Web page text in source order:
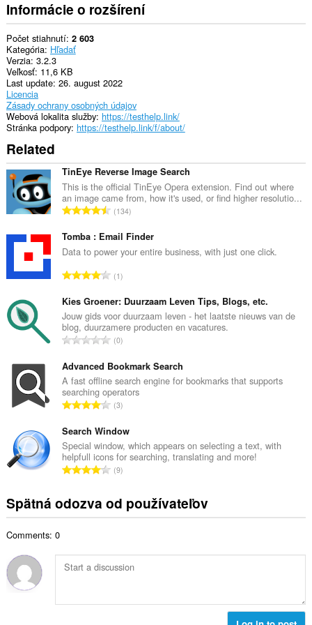
Informácie o rozšírení
Počet stiahnutí 2 603
Kategória Hľadať
Verzia 3.2.3
Veľkosť 11,6 KB
Last update 26. august 2022
Licencia
Zásady ochrany osobných údajov
Webová lokalita služby https://testhelp.link/
Stránka podpory https://testhelp.link/f/about/
Related
TinEye Reverse Image Search
This is the official TinEye Opera extension. Find out where
an image came from, how it's used, or find higher resolutio...
C
l
k
v
p
o
č
e
t
h
o
d
o
t
e
n
:
134
Tomba : Email Finder
Data to power your entire business, with just one click.
C
l
k
o
v
p
o
č
e
t
h
o
d
o
t
í
:
1
Kies Groener: Duurzaam Leven Tips, Blogs, etc.
Jouw gids voor duurzaam leven - het laatste nieuws van de
blog, duurzamere producten en vacatures.
C
l
k
o
v
p
o
č
e
h
o
o
t
n
0
Advanced Bookmark Search
A fast offline search engine for bookmarks that supports
searching operators
C
l
k
o
v
p
o
t
h
3
Search Window
Special window, which appears on selecting a text, with
helpfull icons for searching, translating and more!
C
k
ý
p
e
9
Spätná odozva od používateľov
Comments: 0